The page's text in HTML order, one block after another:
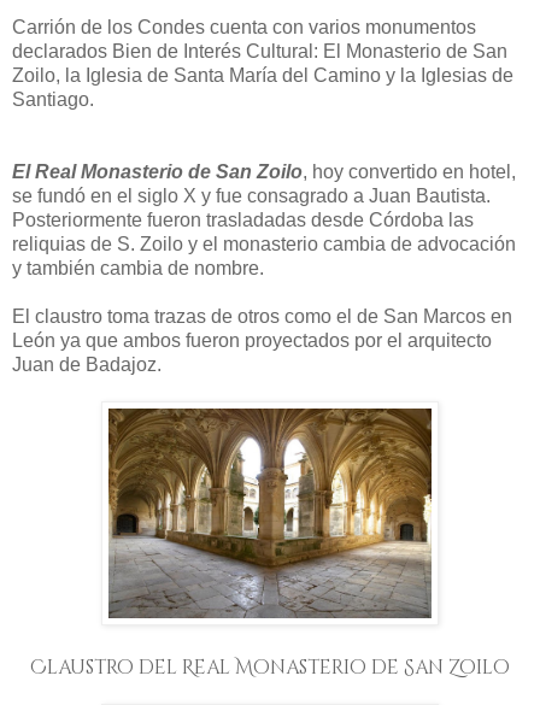
Carrión de los Condes cuenta con varios monumentos
declarados Bien de Interés Cultural: El Monasterio de San
Zoilo, la Iglesia de Santa María del Camino y la Iglesias de
Santiago.
El Real Monasterio de San Zoilo, hoy convertido en hotel,
se fundó en el siglo X y fue consagrado a Juan Bautista.
Posteriormente fueron trasladadas desde Córdoba las
reliquias de S. Zoilo y el monasterio cambia de advocación
y también cambia de nombre.
El claustro toma trazas de otros como el de San Marcos en
León ya que ambos fueron proyectados por el arquitecto
Juan de Badajoz.
Claustro del Real Monasterio de San Zoilo